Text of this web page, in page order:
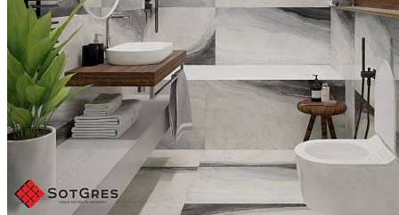
Плитка вжимается в клей легким движением,
поверхность простукивается резиновым молотком
Для соблюдения одинаковой ширины стыков
используются крестообразные распорки от 1 мм для
керамогранита и от 4 мм для керамической плитки
Если необходимо приклеить к стенам цокольную
плитку, расстояние до напольной плитки не должно
быть меньше одного межплиточного шва
ОФОРМЛЕНИЕ ШВОВ